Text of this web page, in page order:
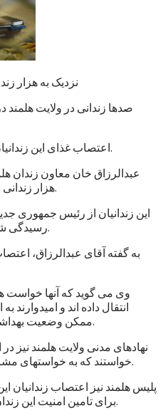
نزدیک به هزار
صدها زندانی در ولایت
اعتصاب غذای این زندانیان امروز وارد چهارمین روزش شد.
عبدالرزاق خان معاون زندان
هزار زندانی در این زندان اعتصاب غذایی کردند.
این زندانیان از رئیس جمهوری
رسیدگی شود و در مجازات شان تخفیف بیاید.
به گفته آقای عبدالرزاق،
وی می گوید که آنها خواست
انتقال داده اند و
ممکن وضعیت بهداشتی شماری از زندانیان خراب شود.
نهادهای مدنی ولایت هلمند نیز
خواستند که به خواستهای مشروع زندانیان پاسخ مثبت داده شود.
پلیس هلمند نیز اعتصاب زندانیان
برای تامین امنیت این زندان، شمار بیشتری نیرو فرستاده اند.